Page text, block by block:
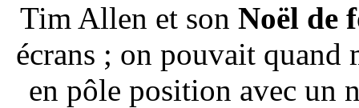
Tim Allen et son Noël de
écrans ; on pouvait quand
en pôle position avec un